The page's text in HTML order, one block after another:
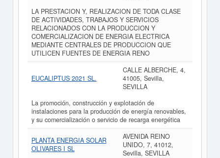
LA PRESTACION Y, REALIZACION DE TODA CLASE
DE ACTIVIDADES, TRABAJOS Y SERVICIOS
RELACIONADOS CON LA PRODUCCION Y
COMERCIALIZACION DE ENERGIA ELECTRICA
MEDIANTE CENTRALES DE PRODUCCION QUE
UTILICEN FUENTES DE ENERGIA RENO
EUCALIPTUS 2021 SL.
CALLE ALBERCHE, 4,
41005, Sevilla,
SEVILLA
La promoción, construcción y explotación de
instalaciones para la producción de energía renovables,
y su comercialización o servicio de recarga energética
PLANTA ENERGIA SOLAR
OLIVARES I SL
AVENIDA REINO
UNIDO, 7, 41012,
Sevilla, SEVILLA